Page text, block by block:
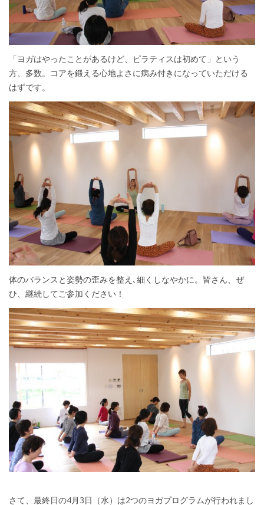
「ヨガはやったことがあるけど、ピラティスは初めて」という
方、多数。コアを鍛える心地よさに病み付きになっていただける
はずです。
体のバランスと姿勢の歪みを整え､細くしなやかに。皆さん、ぜ
ひ、継続してご参加ください！
さて、最終日の4月3日（水）は2つのヨガプログラムが行われまし